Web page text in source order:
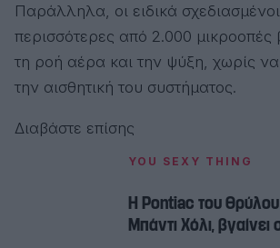
Παράλληλα, οι ειδικά
περισσότερες από 2.000 μικροοπές
τη ροή αέρα και την ψύξη, χωρίς
την αισθητική του συστήματος.
Διαβάστε επίσης
YOU SEXY THING
Η Pontiac του θρύλου
Μπάντι Χόλι, βγαίνει